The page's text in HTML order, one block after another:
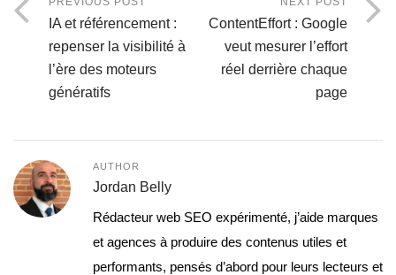
IA et référencement :
repenser la visibilité à
l’ère des moteurs
génératifs
ContentEffort : Google
veut mesurer l’effort
réel derrière chaque
page
AUTHOR
Jordan Belly
Rédacteur web SEO expérimenté, j’aide marques
et agences à produire des contenus utiles et
performants, pensés d’abord pour leurs lecteurs et